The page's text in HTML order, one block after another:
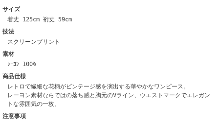
サイズ
着丈 125cm 裄丈 59cm
技法
スクリーンプリント
素材
ﾚｰﾖﾝ 100%
商品仕様
レトロで繊細な花柄がビンテージ感を演出する華やかなワンピース。
レーヨン素材ならではの落ち感と胸元のVライン、ウエストマークでエレガン
トな雰囲気の一枚。
注意事項